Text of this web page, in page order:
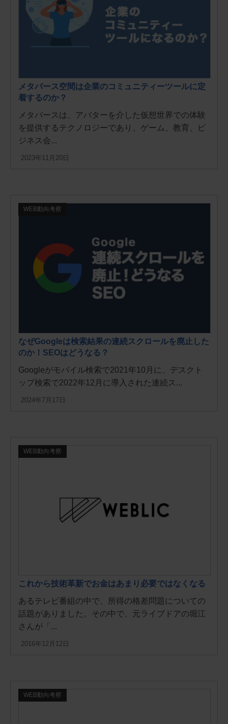
メタバース空間は企業のコミュニティーツールに定
着するのか？
メタバースは、アバターを介した仮想世界での体験
を提供するテクノロジーであり、ゲーム、教育、ビ
ジネス会...
2023年11月20日
WEB動向考察
なぜGoogleは検索結果の連続スクロールを廃止した
のか！SEOはどうなる？
Googleがモバイル検索で2021年10月に、デスクト
ップ検索で2022年12月に導入された連続ス...
2024年7月17日
WEB動向考察
これから技術革新でお金はあまり必要ではなくなる
あるテレビ番組の中で、所得の格差問題についての
話題がありました。その中で、元ライブドアの堀江
さんが「...
2016年12月12日
WEB動向考察